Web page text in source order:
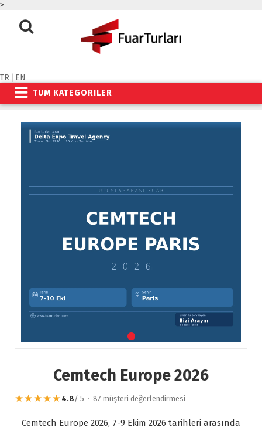
>
TR
EN
TUM KATEGORILER
Cemtech Europe 2026
★★★★★ 4.8/ 5 · 87 müşteri değerlendirmesi
Cemtech Europe 2026, 7-9 Ekim 2026 tarihleri arasında